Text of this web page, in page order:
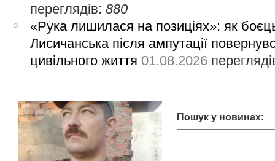
переглядів:880
«Рука лишилася на позиціях»: як
Лисичанська після ампутації
цивільного життя 01.08.2026
Пошук у новинах: